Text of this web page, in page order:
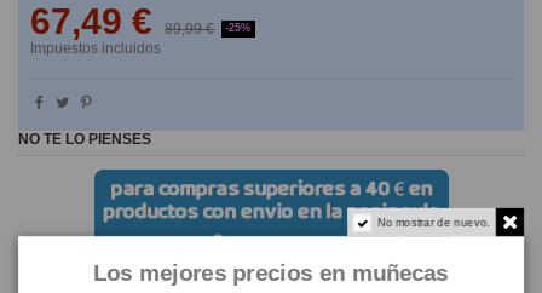
67,49 € 89,99 € -25%
Impuestos incluidos
NO TE LO PIENSES
No mostrar de nuevo.
Los mejores precios en muñecas